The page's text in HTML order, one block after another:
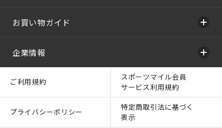
お買い物ガイド
企業情報
ご利用規約
スポーツマイル会員
サービス利用規約
プライバシーポリシー
特定商取引法に基づく
表示